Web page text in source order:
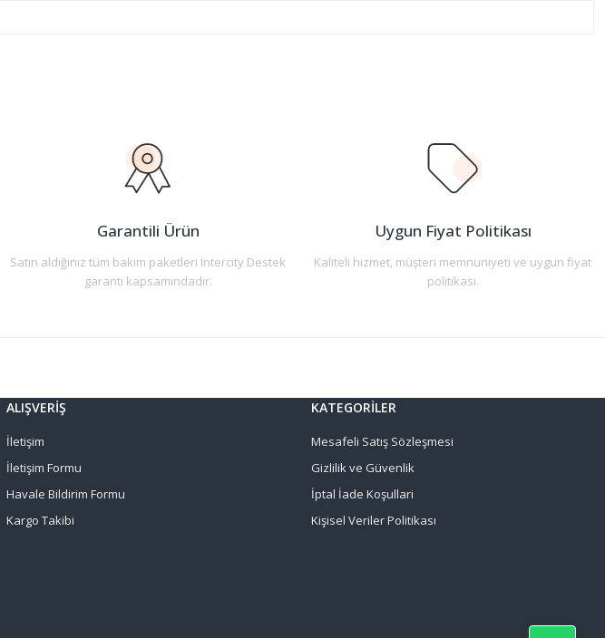
Garantili Ürün
Satın aldığınız tüm bakım paketleri Intercity Destek
garanti kapsamındadır.
Uygun Fiyat Politikası
Kaliteli hizmet, müşteri memnuniyeti ve uygun fiyat
politikası.
ALIŞVERİŞ
İletişim
İletişim Formu
Havale Bildirim Formu
Kargo Takibi
KATEGORİLER
Mesafeli Satış Sözleşmesi
Gizlilik ve Güvenlik
İptal İade Koşullari
Kişisel Veriler Politikası